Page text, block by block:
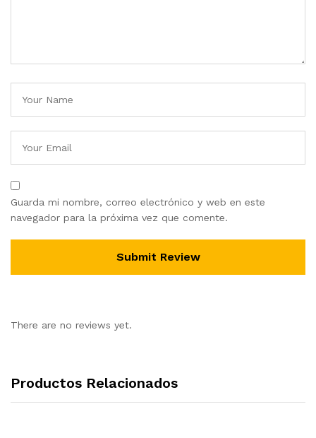
Guarda mi nombre, correo electrónico y web en este
navegador para la próxima vez que comente.
There are no reviews yet.
Productos Relacionados